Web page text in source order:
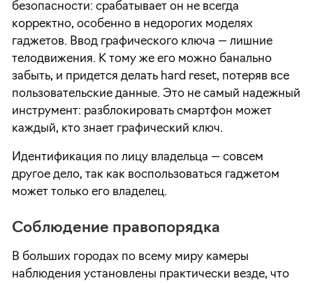
безопасности: срабатывает он не всегда
корректно, особенно в недорогих моделях
гаджетов. Ввод графического ключа — лишние
телодвижения. К тому же его можно банально
забыть, и придется делать hard reset, потеряв все
пользовательские данные. Это не самый надежный
инструмент: разблокировать смартфон может
каждый, кто знает графический ключ.
Идентификация по лицу владельца — совсем
другое дело, так как воспользоваться гаджетом
может только его владелец.
Соблюдение правопорядка
В больших городах по всему миру камеры
наблюдения установлены практически везде, что